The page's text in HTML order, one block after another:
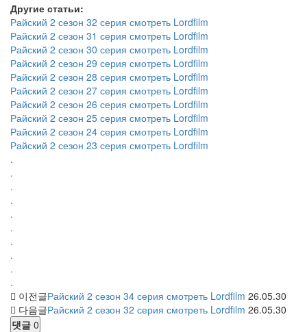
Другие статьи:
Райский 2 сезон 32 серия смотреть Lordfilm
Райский 2 сезон 31 серия смотреть Lordfilm
Райский 2 сезон 30 серия смотреть Lordfilm
Райский 2 сезон 29 серия смотреть Lordfilm
Райский 2 сезон 28 серия смотреть Lordfilm
Райский 2 сезон 27 серия смотреть Lordfilm
Райский 2 сезон 26 серия смотреть Lordfilm
Райский 2 сезон 25 серия смотреть Lordfilm
Райский 2 сезон 24 серия смотреть Lordfilm
Райский 2 сезон 23 серия смотреть Lordfilm
.
.
.
.
.
.
.
.
.
.
이전글Райский 2 сезон 34 серия смотреть Lordfilm 26.05.30
다음글Райский 2 сезон 32 серия смотреть Lordfilm 26.05.30
댓글 0